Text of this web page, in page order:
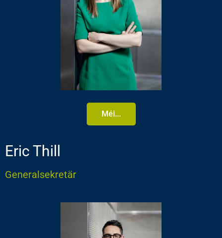
Méi...
Eric Thill
Generalsekretär